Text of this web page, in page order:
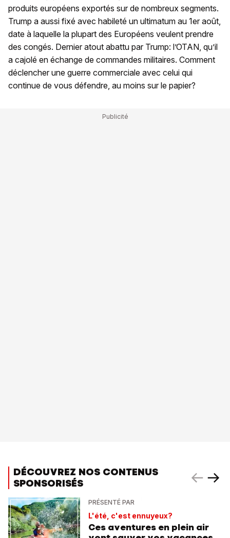
produits européens exportés sur de nombreux segments.
Trump a aussi fixé avec habileté un ultimatum au 1er août,
date à laquelle la plupart des Européens veulent prendre
des congés. Dernier atout abattu par Trump: l’OTAN, qu’il
a cajolé en échange de commandes militaires. Comment
déclencher une guerre commerciale avec celui qui
continue de vous défendre, au moins sur le papier?
DÉCOUVREZ NOS CONTENUS
SPONSORISÉS
PRÉSENTÉ PAR
L'été, c'est ennuyeux?
Ces aventures en plein air